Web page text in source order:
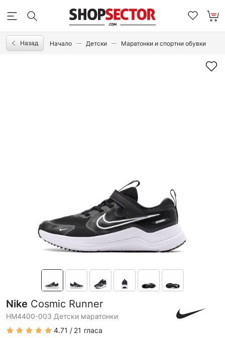
Назад Начало Детски Маратонки и спортни обувки
Nike Cosmic Runner
HM4400-003 Детски маратонки
4.71
21 гласа